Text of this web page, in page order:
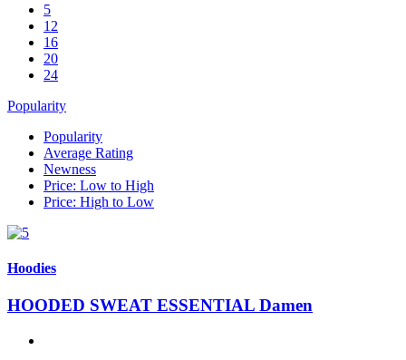
5
12
16
20
24
Popularity
Popularity
Average Rating
Newness
Price: Low to High
Price: High to Low
Hoodies
HOODED SWEAT ESSENTIAL Damen